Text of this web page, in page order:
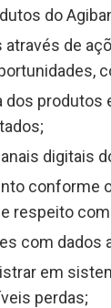
do
de
dos
digitais
conforme
respeito
com dados
em
perdas;